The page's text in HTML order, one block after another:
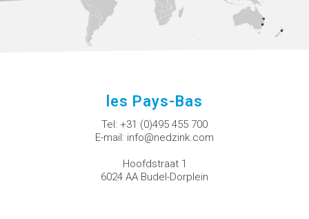
les Pays-Bas
Tel: +31 (0)495 455 700
E-mail: info@nedzink.com
Hoofdstraat 1
6024 AA Budel-Dorplein